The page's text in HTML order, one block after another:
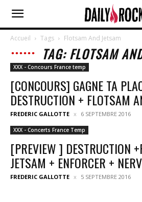
Accueil Tags Flotsam And Jetsam
TAG: FLOTSAM
XXX - Concours France temp
[CONCOURS] GAGNE TA
DESTRUCTION + FLOTSAM
FREDERIC GALLOTTE 6 SEPTEMBRE 2016
XXX - Concerts France Temp
[PREVIEW ] DESTRUCTION
JETSAM + ENFORCER +
FREDERIC GALLOTTE 5 SEPTEMBRE 2016